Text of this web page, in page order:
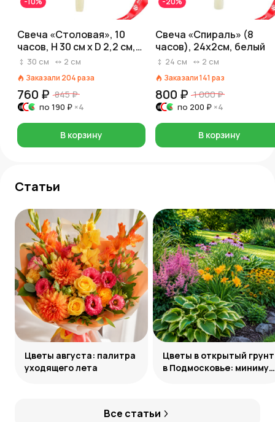
Свеча «Столовая», 10
часов, H 30 см x D 2,2 см,
кремовый
30 см 2 см
Заказали 204раза
760 ₽ 845 ₽
по 190 ₽ ×4
В корзину
Свеча «Спираль» (8
часов), 24х2см, белый
24 см 2 см
Заказали141 раз
800 ₽ 1 000 ₽
по 200 ₽ ×4
В корзину
Статьи
Все статьи
Цветы августа: палитра
уходящего лета
Цветы в открытый грунт
в Подмосковье: минимум